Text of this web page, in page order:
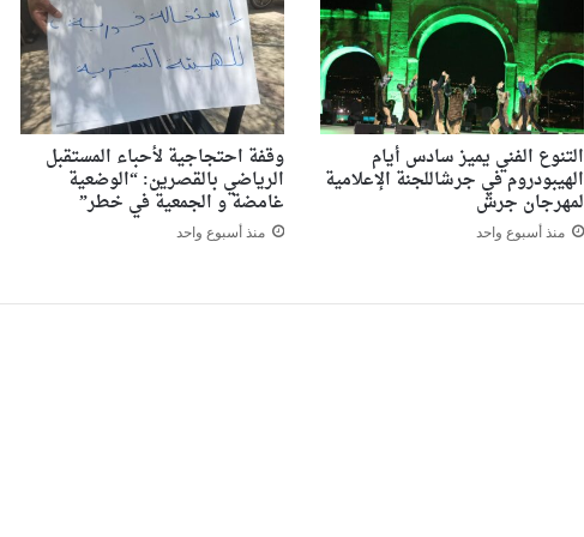
التنوع الفني يميز سادس أيام
الهيبودروم في جرشاللجنة الإعلامية
لمهرجان جرش
منذ أسبوع واحد
وقفة احتجاجية لأحباء المستقبل
الرياضي بالقصرين: “الوضعية
غامضة و الجمعية في خطر”
منذ أسبوع واحد